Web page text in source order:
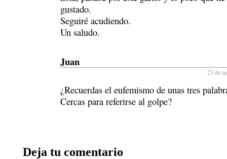
gustado.
Seguiré acudiendo.
Un saludo.
Juan
23 de
¿Recuerdas el eufemismo de unas tres
Cercas para referirse al golpe?
Deja tu comentario